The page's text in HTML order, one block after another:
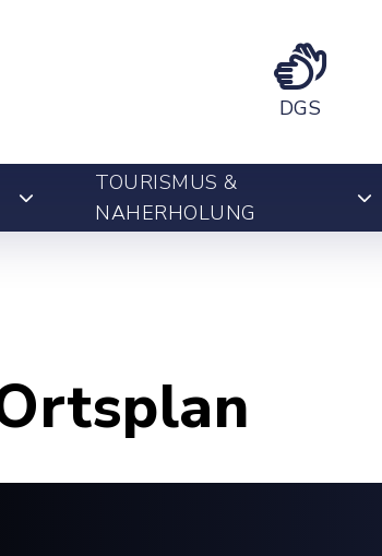
DGS
TOURISMUS &
NAHERHOLUNG